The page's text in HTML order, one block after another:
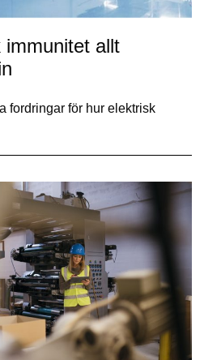
immunitet allt
fordringar för hur elektrisk